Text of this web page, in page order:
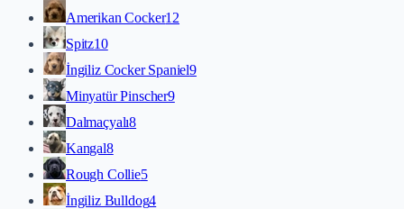
Amerikan Cocker12
Spitz10
İngiliz Cocker Spaniel9
Minyatür Pinscher9
Dalmaçyalı8
Kangal8
Rough Collie5
İngiliz Bulldog4